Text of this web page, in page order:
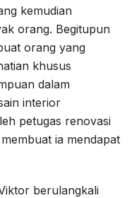
kemudian
orang. Begitupun
orang yang
khusus
dalam
interior
petugas renovasi
ia mendapat
berulangkali